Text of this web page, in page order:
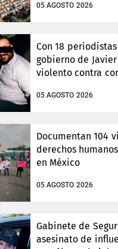
05 AGOSTO 2026
Con 18
gobierno de
violento contra
05 AGOSTO 2026
Documentan 104
derechos
en México
05 AGOSTO 2026
Gabinete de
asesinato de